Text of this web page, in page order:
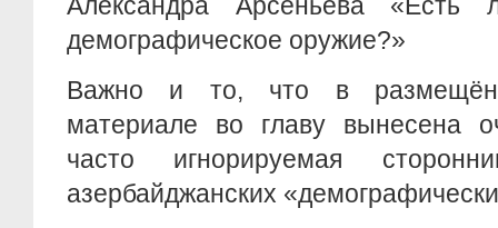
демографическое оружие?»
Важно и то, что в
материале во главу вынесена
часто игнорируемая
азербайджанских